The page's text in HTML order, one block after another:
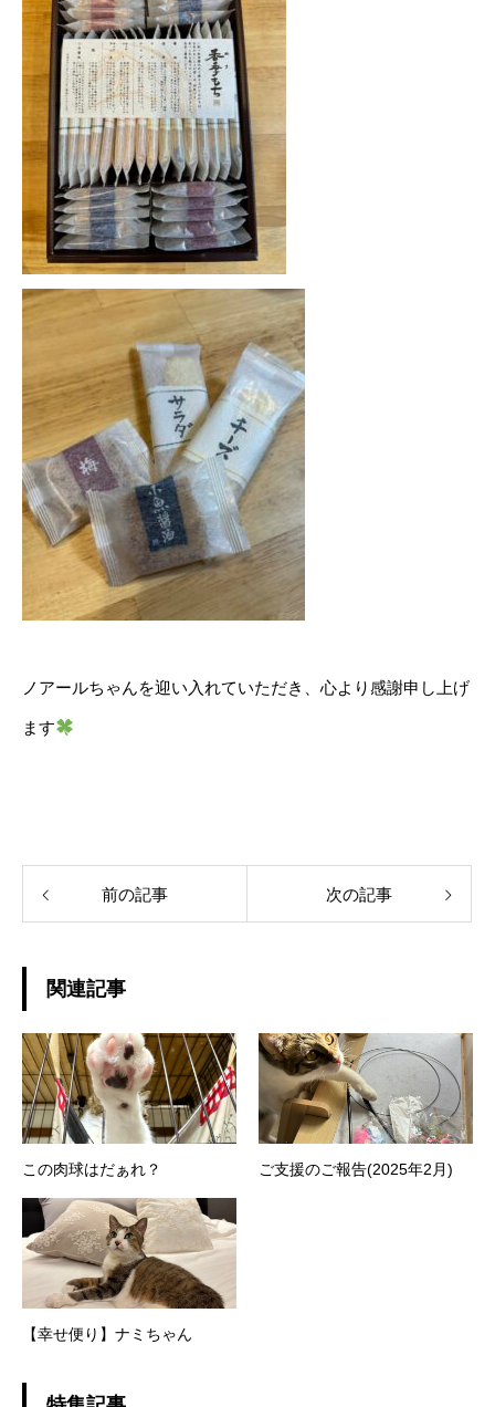
ノアールちゃんを迎い入れていただき、心より感謝申し上げ
ます
前の記事 次の記事
関連記事
この肉球はだぁれ？ ご支援のご報告(2025年2月)
【幸せ便り】ナミちゃん